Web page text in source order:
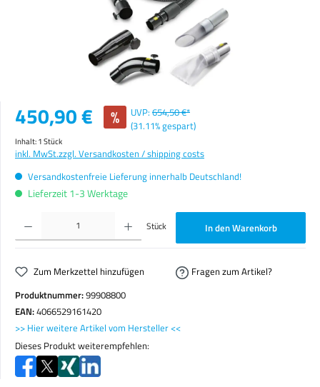
Verkaufspreis:
450,90 € % UVP: 654,50 €*
(31.11% gespart)
Inhalt:1 Stück
inkl. MwSt.zzgl. Versandkosten / shipping costs
Versandkostenfreie Lieferung innerhalb Deutschland!
Lieferzeit 1-3 Werktage
Produkt Anzahl: Gib den gewünschten Wert ein oder benutze die Schaltflächen um die Anzahl zu
Stück In den Warenkorb
Zum Merkzettel hinzufügen
Fragen zum Artikel?
Produktnummer:99908800
EAN:4066529161420
>> Hier weitere Artikel vom Hersteller <<
Dieses Produkt weiterempfehlen: